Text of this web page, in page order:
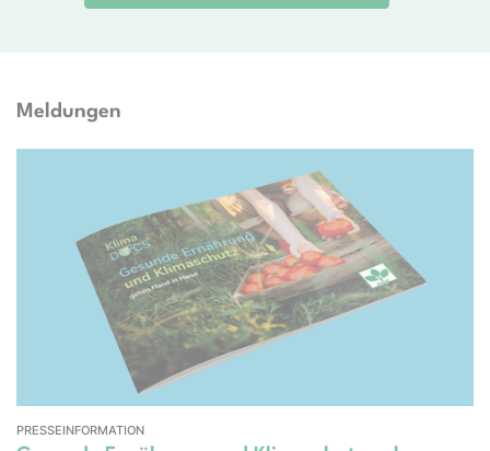
Meldungen
PRESSEINFORMATION